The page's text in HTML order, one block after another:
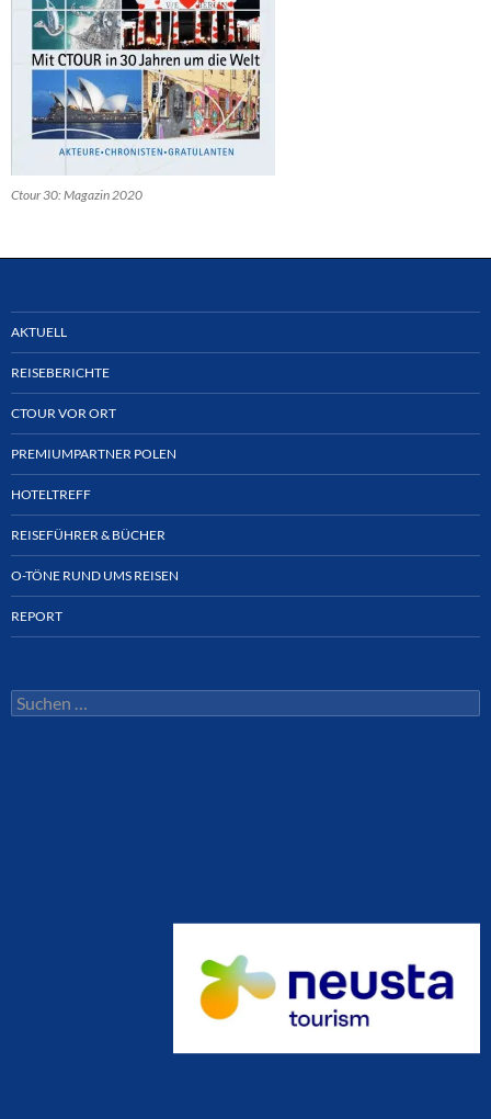
Ctour 30: Magazin 2020
AKTUELL
REISEBERICHTE
CTOUR VOR ORT
PREMIUMPARTNER POLEN
HOTELTREFF
REISEFÜHRER & BÜCHER
O-TÖNE RUND UMS REISEN
REPORT
Suchen
nach: